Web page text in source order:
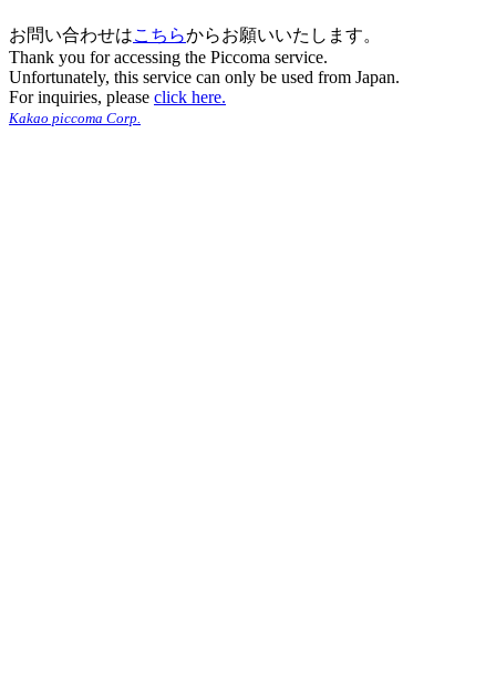
お問い合わせはこちらからお願いいたします。
Thank you for accessing the Piccoma service.
Unfortunately, this service can only be used from Japan.
For inquiries, please click here.
Kakao piccoma Corp.